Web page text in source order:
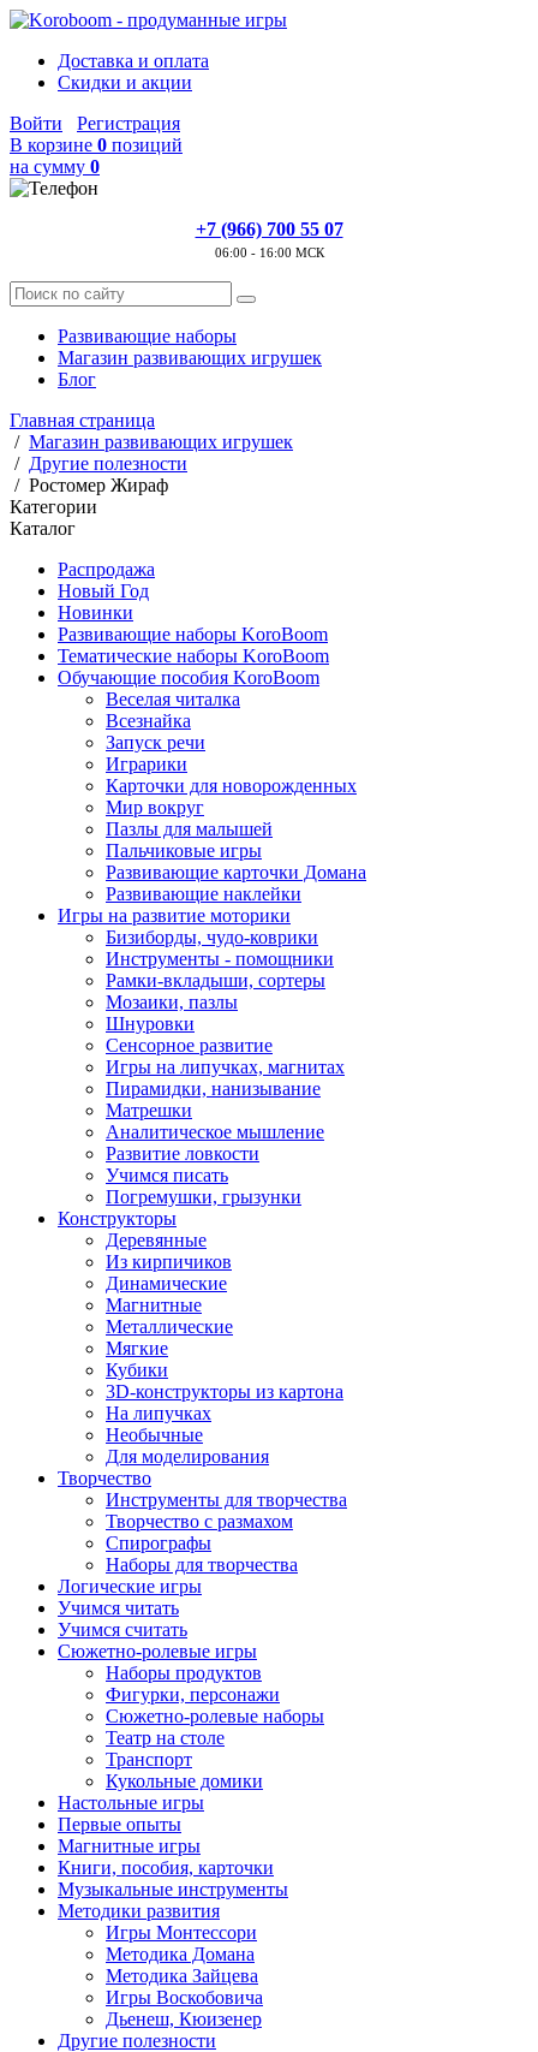
Доставка и оплата
Скидки и акции
Войти
Регистрация
В корзине 0 позиций
на сумму 0
+7 (966) 700 55 07
06:00 - 16:00 МСК
Развивающие наборы
Магазин развивающих игрушек
Блог
Главная страница
/ Магазин развивающих игрушек
/ Другие полезности
/ Ростомер Жираф
Категории
Каталог
Распродажа
Новый Год
Новинки
Развивающие наборы KoroBoom
Тематические наборы KoroBoom
Обучающие пособия KoroBoom
Веселая читалка
Всезнайка
Запуск речи
Играрики
Карточки для новорожденных
Мир вокруг
Пазлы для малышей
Пальчиковые игры
Развивающие карточки Домана
Развивающие наклейки
Игры на развитие моторики
Бизиборды, чудо-коврики
Инструменты - помощники
Рамки-вкладыши, сортеры
Мозаики, пазлы
Шнуровки
Сенсорное развитие
Игры на липучках, магнитах
Пирамидки, нанизывание
Матрешки
Аналитическое мышление
Развитие ловкости
Учимся писать
Погремушки, грызунки
Конструкторы
Деревянные
Из кирпичиков
Динамические
Магнитные
Металлические
Мягкие
Кубики
3D-конструкторы из картона
На липучках
Необычные
Для моделирования
Творчество
Инструменты для творчества
Творчество с размахом
Спирографы
Наборы для творчества
Логические игры
Учимся читать
Учимся считать
Сюжетно-ролевые игры
Наборы продуктов
Фигурки, персонажи
Сюжетно-ролевые наборы
Театр на столе
Транспорт
Кукольные домики
Настольные игры
Первые опыты
Магнитные игры
Книги, пособия, карточки
Музыкальные инструменты
Методики развития
Игры Монтессори
Методика Домана
Методика Зайцева
Игры Воскобовича
Дьенеш, Кюизенер
Другие полезности